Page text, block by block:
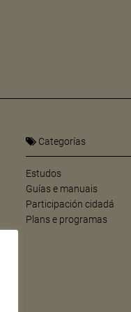
Categorías
Estudos
Guías e manuais
Participación cidadá
Plans e programas